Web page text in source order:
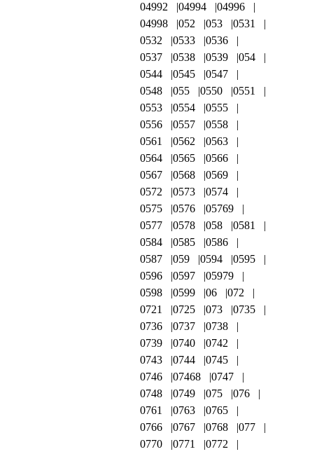
04992
04994
04996
04998
052 053
0531
0532
0533
0536
0537
0538 0539
054
0544
0545
0547
0548
055 0550
0551
0553
0554
0555
0556
0557
0558
0561
0562
0563
0564
0565
0566
0567
0568
0569
0572
0573
0574
0575
0576
05769
0577
0578 058
0581
0584
0585
0586
0587
059 0594
0595
0596
0597
05979
0598
0599 06
072
0721
0725 073
0735
0736
0737
0738
0739
0740
0742
0743
0744
0745
0746
07468
0747
0748
0749 075
076
0761
0763
0765
0766
0767 0768
077
0770
0771
0772